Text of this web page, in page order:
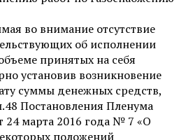
во внимание отсутствие
об исполнении
принятых на себя
установив возникновение
суммы денежных средств,
Постановления Пленума
24 марта 2016 года № 7 «О
положений